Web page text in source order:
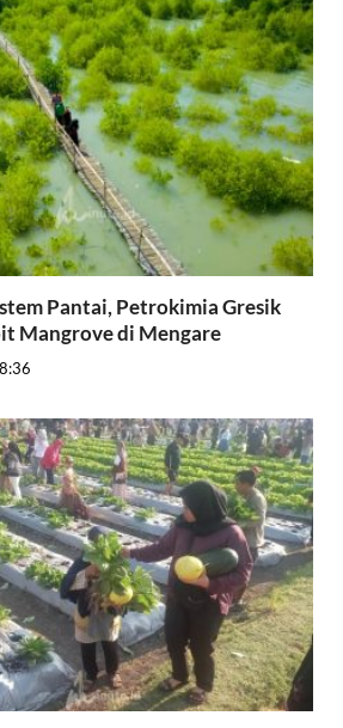
Pantai, Petrokimia Gresik
Mangrove di Mengare